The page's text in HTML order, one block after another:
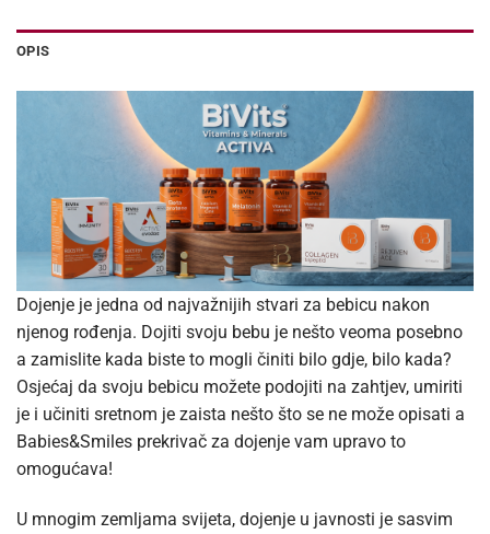
OPIS
Dojenje je jedna od najvažnijih stvari za bebicu nakon
njenog rođenja. Dojiti svoju bebu je nešto veoma posebno
a zamislite kada biste to mogli činiti bilo gdje, bilo kada?
Osjećaj da svoju bebicu možete podojiti na zahtjev, umiriti
je i učiniti sretnom je zaista nešto što se ne može opisati a
Babies&Smiles prekrivač za dojenje vam upravo to
omogućava!
U mnogim zemljama svijeta, dojenje u javnosti je sasvim